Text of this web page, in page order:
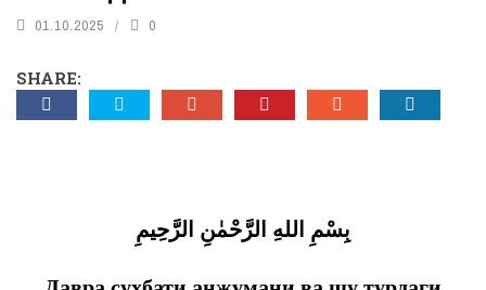
01.10.2025 0
SHARE:
بِسْمِ اللهِ الرَّحْمٰنِ الرَّحِيمِ